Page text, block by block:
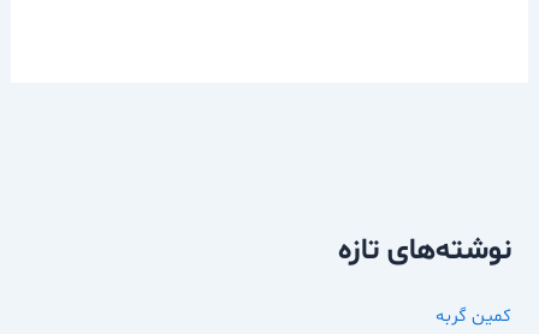
نوشته‌های تازه
کمین گربه